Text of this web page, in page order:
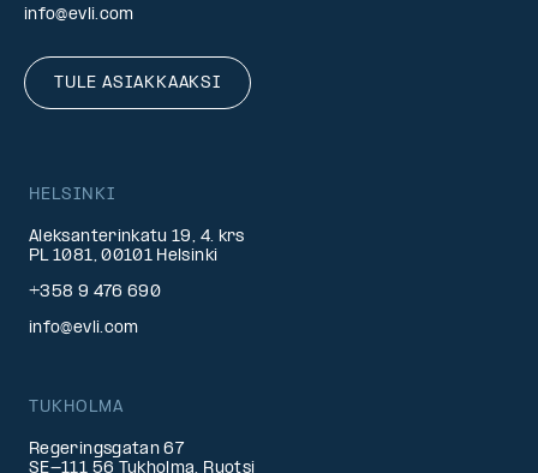
info@evli.com
TULE ASIAKKAAKSI
HELSINKI
Aleksanterinkatu 19, 4. krs
PL 1081, 00101 Helsinki
+358 9 476 690
info@evli.com
TUKHOLMA
Regeringsgatan 67
SE-111 56 Tukholma, Ruotsi